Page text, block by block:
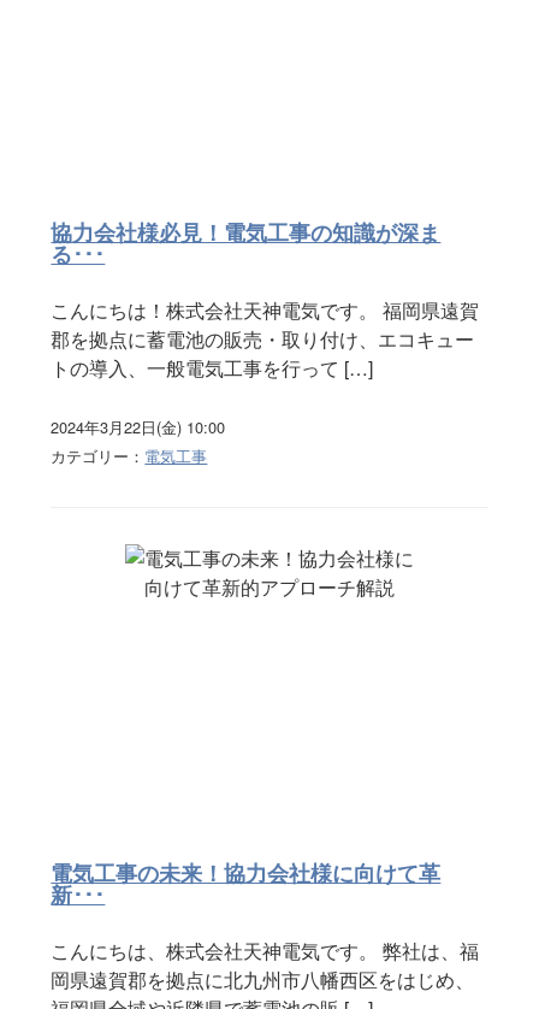
協力会社様必見！電気工事の知識が深ま
る･･･
こんにちは！株式会社天神電気です。 福岡県遠賀
郡を拠点に蓄電池の販売・取り付け、エコキュー
トの導入、一般電気工事を行って […]
2024年3月22日(金) 10:00
カテゴリー： 電気工事
電気工事の未来！協力会社様に向けて革
新･･･
こんにちは、株式会社天神電気です。 弊社は、福
岡県遠賀郡を拠点に北九州市八幡西区をはじめ、